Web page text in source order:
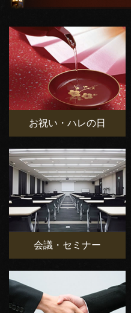
お祝い・ハレの日
会議・セミナー